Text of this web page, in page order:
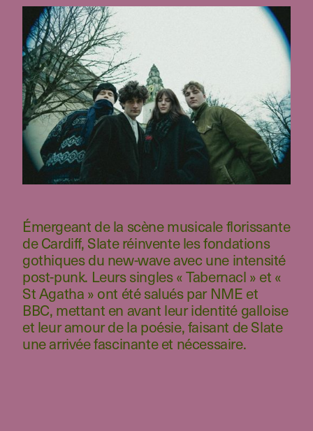
Émergeant de la scène musicale florissante
de Cardiff, Slate réinvente les fondations
gothiques du new-wave avec une intensité
post-punk. Leurs singles « Tabernacl » et «
St Agatha » ont été salués par NME et
BBC, mettant en avant leur identité galloise
et leur amour de la poésie, faisant de Slate
une arrivée fascinante et nécessaire.